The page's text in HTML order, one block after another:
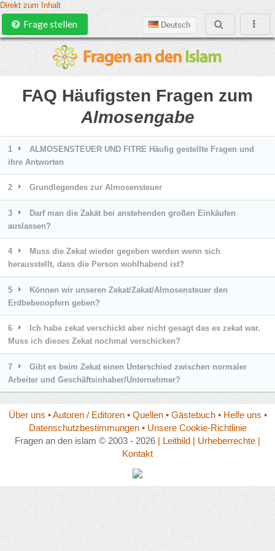
Direkt zum Inhalt
Deutsch
Frage stellen
FAQ Häufigsten Fragen zum
Almosengabe
1
ALMOSENSTEUER UND FITRE Häufig gestellte Fragen und
ihre Antworten
2 Grundlegendes zur Almosensteuer
3
Darf man die Zakāt bei anstehenden großen Einkäufen
auslassen?
4
Muss die Zekat wieder gegeben werden wenn sich
herausstellt, dass die Person wohlhabend ist?
5
Können wir unseren Zekat/Zakat/Almosensteuer den
Erdbebenopfern geben?
6
Ich habe zekat verschickt aber nicht gesagt das es zekat war.
Muss ich dieses Zekat nochmal verschicken?
7
Gibt es beim Zekat einen Unterschied zwischen normaler
Arbeiter und Geschäftsinhaber/Unternehmer?
Über uns •Autoren / Editoren• Quellen• Gästebuch• Helfe uns •
Datenschutzbestimmungen• Unsere Cookie-Richtlinie
Fragen an den islam © 2003 - 2026
| Leitbild | Urheberrechte
Kontakt